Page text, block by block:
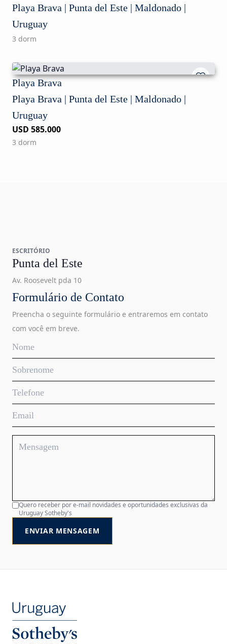
Playa Brava | Punta del Este | Maldonado |
Uruguay
3 dorm
Playa Brava
Playa Brava | Punta del Este | Maldonado |
Uruguay
USD 585.000
3 dorm
ESCRITÓRIO
Punta del Este
Av. Roosevelt pda 10
Formulário de Contato
Preencha o seguinte formulário e entraremos em contato
com você em breve.
Quero receber por e-mail novidades e oportunidades exclusivas da
Uruguay Sotheby's
ENVIAR MENSAGEM